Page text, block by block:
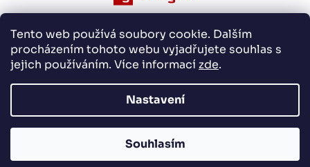
Tento web používá soubory cookie. Dalším
procházením tohoto webu vyjadřujete souhlas s
jejich používáním. Více informací zde.
Nastavení
Souhlasím
NakódovaloRemedio Digital| Vytvořil Shoptet
E-whisky.cz. Všechna práva vyhrazena.